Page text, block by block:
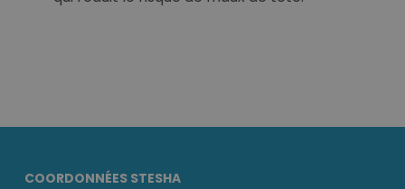
COORDONNÉES STESHA